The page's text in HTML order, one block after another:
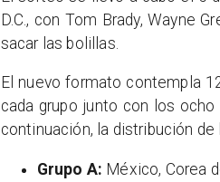
D.C., con Tom Brady, Wayne
sacar las bolillas.
El nuevo formato contempla
cada grupo junto con los
continuación, la distribución de
Grupo A: México, Corea